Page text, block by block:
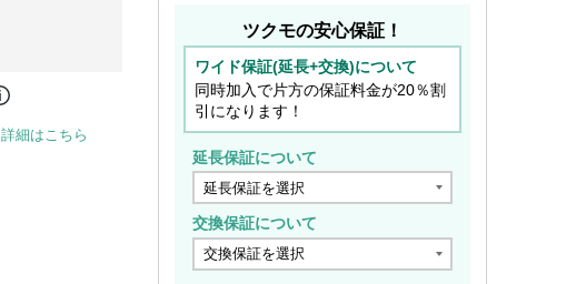
詳細はこちら
ツクモの安心保証！
ワイド保証(延長+交換)について
同時加入で片方の保証料金が20％割
引になります！
延長保証について
交換保証について